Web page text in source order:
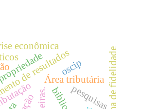
Área tributária
de resultados
econômica
pesquisas.
oscip